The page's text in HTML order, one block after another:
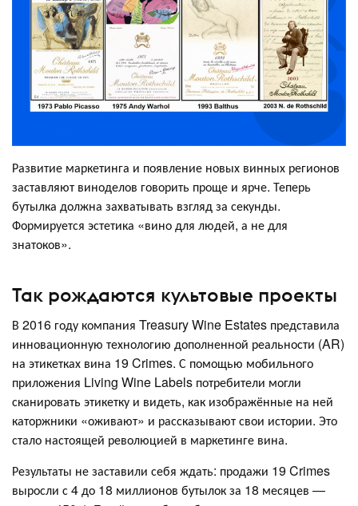
Развитие маркетинга и появление новых винных регионов
заставляют виноделов говорить проще и ярче. Теперь
бутылка должна захватывать взгляд за секунды.
Формируется эстетика «вино для людей, а не для
знатоков».
Так рождаются культовые проекты
В 2016 году компания Treasury Wine Estates представила
инновационную технологию дополненной реальности (AR)
на этикетках вина 19 Crimes. С помощью мобильного
приложения Living Wine Labels потребители могли
сканировать этикетку и видеть, как изображённые на ней
каторжники «оживают» и рассказывают свои истории. Это
стало настоящей революцией в маркетинге вина.
Результаты не заставили себя ждать: продажи 19 Crimes
выросли с 4 до 18 миллионов бутылок за 18 месяцев —